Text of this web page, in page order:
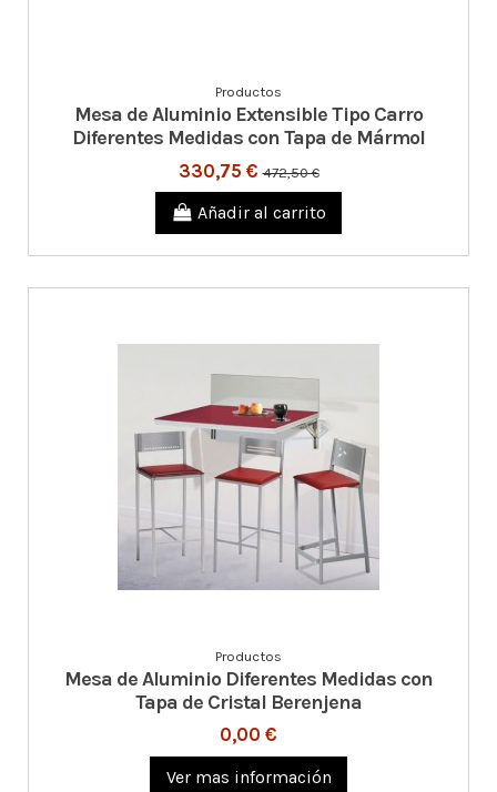
Productos
Mesa de Aluminio Extensible Tipo Carro
Diferentes Medidas con Tapa de Mármol
330,75 €472,50 €
Añadir al carrito
Productos
Mesa de Aluminio Diferentes Medidas con
Tapa de Cristal Berenjena
0,00 €
Ver mas información